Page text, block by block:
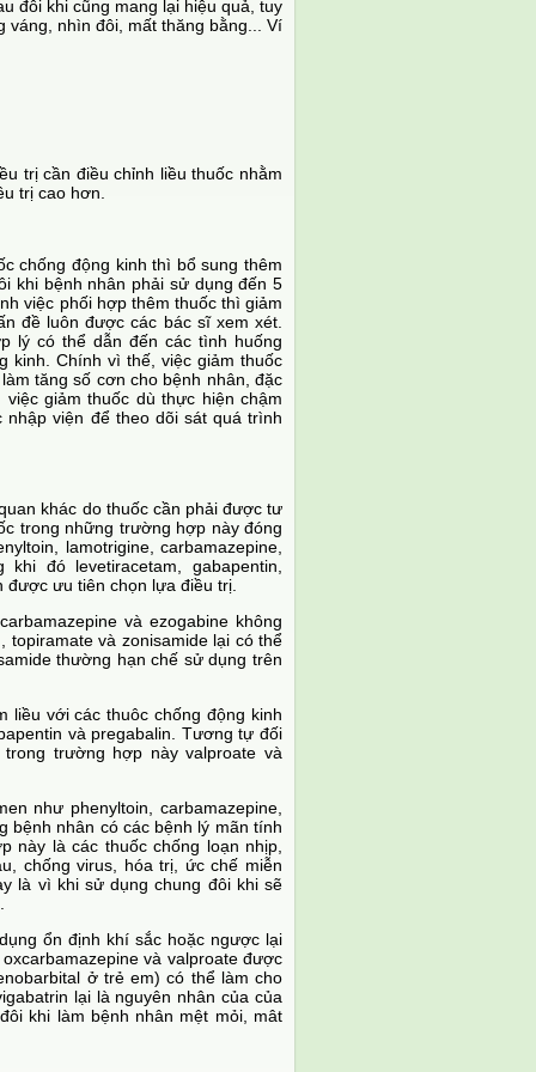
đôi khi cũng mang lại hiệu quả, tuy
váng, nhìn đôi, mất thăng bằng... Ví
trị cần điều chỉnh liều thuốc nhằm
trị cao hơn.
chống động kinh thì bổ sung thêm
khi bệnh nhân phải sử dụng đến 5
việc phối hợp thêm thuốc thì giảm
đề luôn được các bác sĩ xem xét.
lý có thể dẫn đến các tình huống
kinh. Chính vì thế, việc giảm thuốc
tăng số cơn cho bệnh nhân, đặc
giảm thuốc dù thực hiện chậm
viện để theo dõi sát quá trình
khác do thuốc cần phải được tư
trong những trường hợp này đóng
lamotrigine, carbamazepine,
đó levetiracetam, gabapentin,
ưu tiên chọn lựa điều trị.
và ezogabine không
và zonisamide lại có thể
thường hạn chế sử dụng trên
liều với các thuôc chống động kinh
và pregabalin. Tương tự đối
trường hợp này valproate và
như phenyltoin, carbamazepine,
bệnh nhân có các bệnh lý mãn tính
này là các thuốc chống loạn nhịp,
chống virus, hóa trị, ức chế miễn
là vì khi sử dụng chung đôi khi sẽ
ổn định khí sắc hoặc ngược lại
và valproate được
ở trẻ em) có thể làm cho
lại là nguyên nhân của của
khi làm bệnh nhân mệt mỏi, mât